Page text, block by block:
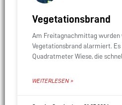
Vegetationsbrand
Am Freitagnachmittag wurden
Vegetationsbrand alarmiert.
Quadratmeter Wiese, die
WEITERLESEN »